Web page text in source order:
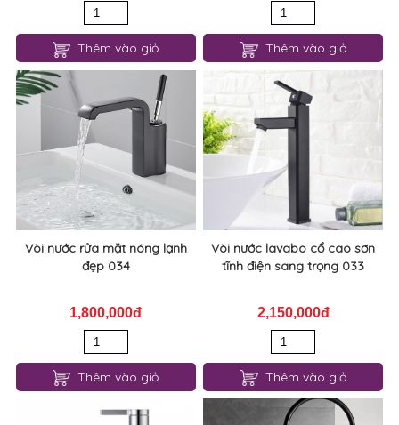
Thêm vào giỏ Thêm vào giỏ
Vòi nước rửa mặt nóng lạnh
đẹp 034
1,800,000đ
Thêm vào giỏ
Vòi nước lavabo cổ cao sơn
tĩnh điện sang trọng 033
2,150,000đ
Thêm vào giỏ